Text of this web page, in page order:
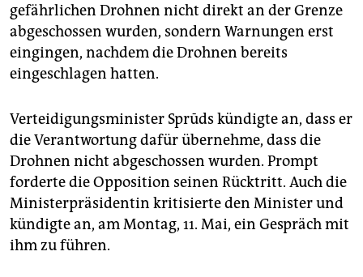
gefährlichen Drohnen nicht direkt an der Grenze
abgeschossen wurden, sondern Warnungen erst
eingingen, nachdem die Drohnen bereits
eingeschlagen hatten.
Verteidigungsminister Sprūds kündigte an, dass er
die Verantwortung dafür übernehme, dass die
Drohnen nicht abgeschossen wurden. Prompt
forderte die Opposition seinen Rücktritt. Auch die
Ministerpräsidentin kritisierte den Minister und
kündigte an, am Montag, 11. Mai, ein Gespräch mit
ihm zu führen.